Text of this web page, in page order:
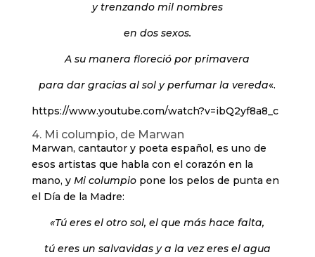
y trenzando mil nombres
en dos sexos.
A su manera floreció por primavera
para dar gracias al sol y perfumar la vereda«.
https://www.youtube.com/watch?v=ibQ2yf8a8_c
4. Mi columpio, de Marwan
Marwan, cantautor y poeta español, es uno de
esos artistas que habla con el corazón en la
mano, y Mi columpiopone los pelos de punta en
el Día de la Madre:
«Tú eres el otro sol, el que más hace falta,
tú eres un salvavidas y a la vez eres el agua